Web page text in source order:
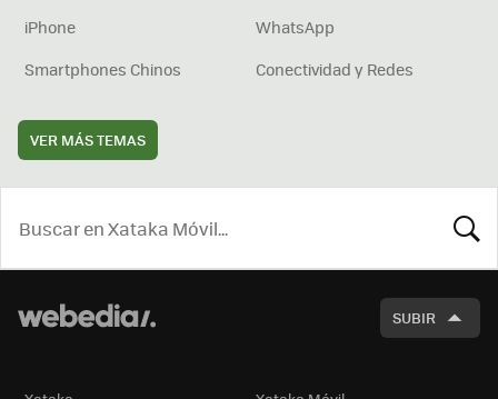
iPhone
WhatsApp
Smartphones Chinos
Conectividad y Redes
VER MÁS TEMAS
SUBIR